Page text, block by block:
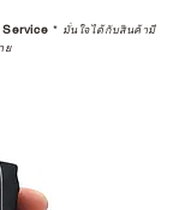
Service * มั่นใจได้กับสินค้ามี
ย